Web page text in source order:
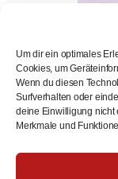
Um dir ein optimales
Cookies, um
Wenn du diesen
Surfverhalten oder
deine Einwilligung nicht
Merkmale und
Altenheim der
Kaufbeuren
Pflegekraft
Teilzeit Vollzeit
Zur Stelle